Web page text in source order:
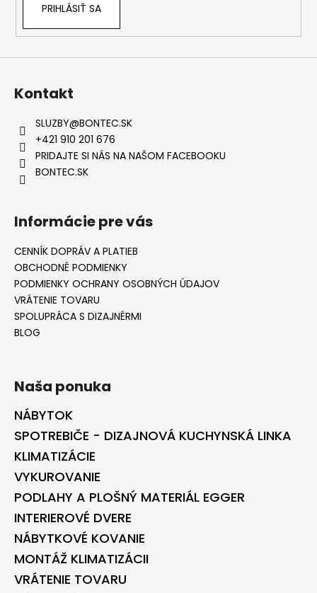
PRIHLÁSIŤ SA
Kontakt
SLUZBY@BONTEC.SK
+421 910 201 676
PRIDAJTE SI NÁS NA NAŠOM FACEBOOKU
BONTEC.SK
Informácie pre vás
CENNÍK DOPRÁV A PLATIEB
OBCHODNÉ PODMIENKY
PODMIENKY OCHRANY OSOBNÝCH ÚDAJOV
VRÁTENIE TOVARU
SPOLUPRÁCA S DIZAJNÉRMI
BLOG
Naša ponuka
NÁBYTOK
SPOTREBIČE - DIZAJNOVÁ KUCHYNSKÁ LINKA
KLIMATIZÁCIE
VYKUROVANIE
PODLAHY A PLOŠNÝ MATERIÁL EGGER
INTERIEROVÉ DVERE
NÁBYTKOVÉ KOVANIE
MONTÁŽ KLIMATIZÁCII
VRÁTENIE TOVARU